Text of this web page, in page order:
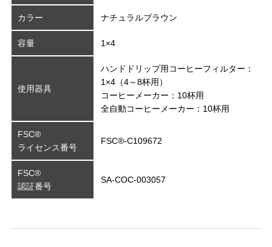
カラー ナチュラルブラウン
容量 1×4
使用器具
ハンドドリップ用コーヒーフィルター：
1×4（4～8杯用）
コーヒーメーカー：10杯用
全自動コーヒーメーカー：10杯用
FSC®
ライセンス番号
FSC®-C109672
FSC®
認証番号
SA-COC-003057